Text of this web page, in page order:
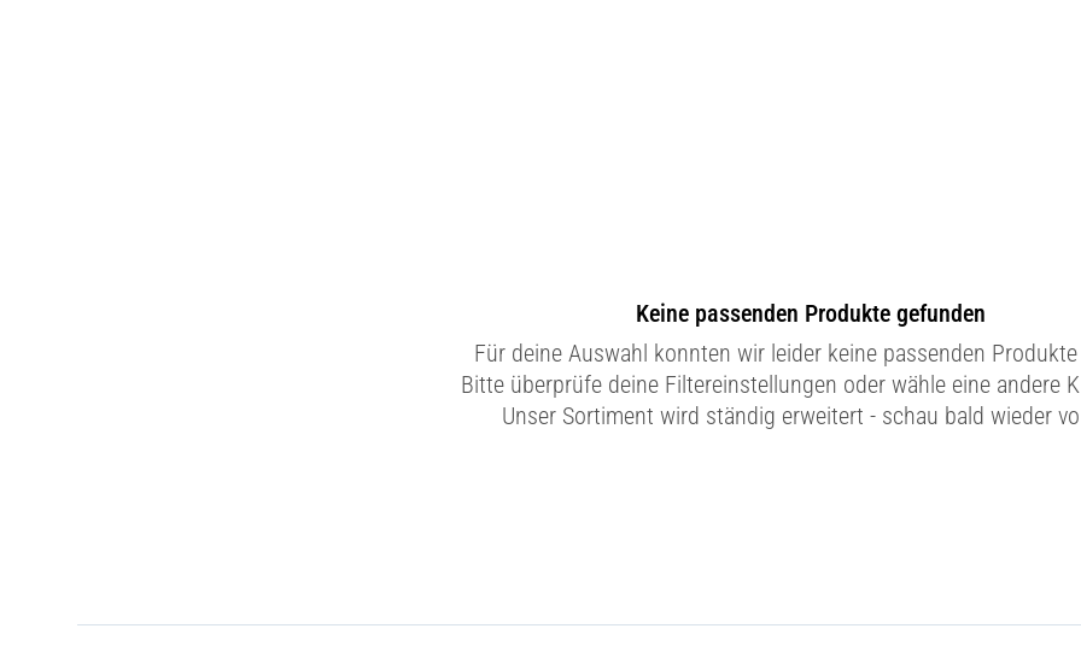
Keine passenden Produkte gefunden
Für deine Auswahl konnten wir leider keine passenden
Bitte überprüfe deine Filtereinstellungen oder wähle eine andere
Unser Sortiment wird ständig erweitert - schau bald wieder